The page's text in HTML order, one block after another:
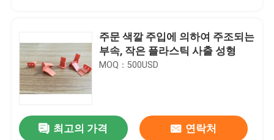
주문 색깔 주입에 의하여 주조되는
부속, 작은 플라스틱 사출 성형
MOQ：500USD
최고의 가격 연락처